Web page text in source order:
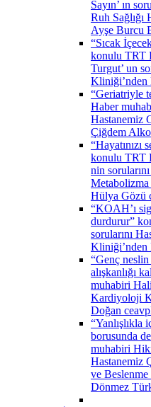
Sayın’ ın
Ruh Sağlığı
Ayşe Burcu
“Sıcak
konulu TRT
Turgut’ un
Kliniği’nden
“Geriatriyle
Haber
Hastanemiz
Çiğdem
“Hayatınızı
konulu TRT
nin
Metabolizma
Hülya Gözü
“KOAH’ı
durdurur”
sorularını
Kliniği’nden
“Genç
alışkanlığı
muhabiri
Kardiyoloji
Doğan
“Yanlışlıkla
borusunda
muhabiri
Hastanemiz
ve
Dönmez